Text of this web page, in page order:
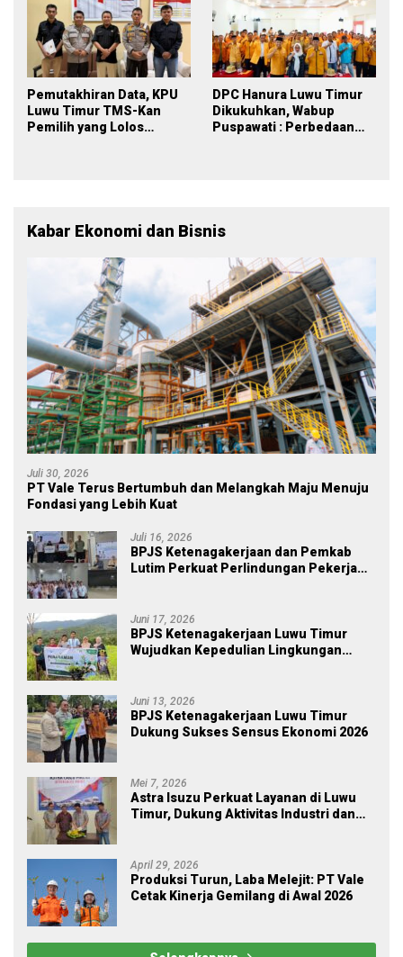
Pemutakhiran Data, KPU
Luwu Timur TMS-Kan
Pemilih yang Lolos
DPC Hanura Luwu Timur
Dikukuhkan, Wabup
Puspawati : Perbedaan
Kabar Ekonomi dan Bisnis
Juli 30, 2026
PT Vale Terus Bertumbuh dan Melangkah Maju Menuju
Fondasi yang Lebih Kuat
Juli 16, 2026
BPJS Ketenagakerjaan dan Pemkab
Lutim Perkuat Perlindungan Pekerja
Juni 17, 2026
BPJS Ketenagakerjaan Luwu Timur
Wujudkan Kepedulian Lingkungan
Juni 13, 2026
BPJS Ketenagakerjaan Luwu Timur
Dukung Sukses Sensus Ekonomi 2026
Mei 7, 2026
Astra Isuzu Perkuat Layanan di Luwu
Timur, Dukung Aktivitas Industri dan
April 29, 2026
Produksi Turun, Laba Melejit: PT Vale
Cetak Kinerja Gemilang di Awal 2026